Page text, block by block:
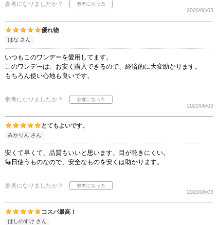
参考になりましたか？
2020/06/03
優れ物
はな さん
いつもこのワンデーを愛用してます。
このワンデーは、お安く購入できるので、経済的に大変助かります。
もちろん使い心地も良いです。
参考になりましたか？
2020/06/03
とてもよいです。
みかりん さん
安くて早くて、品質もいいと思います。目が乾きにくい。
毎日使うものなので、安全なものを安くは助かります。
参考になりましたか？
2020/06/03
コスパ最高！
はしのすけ さん